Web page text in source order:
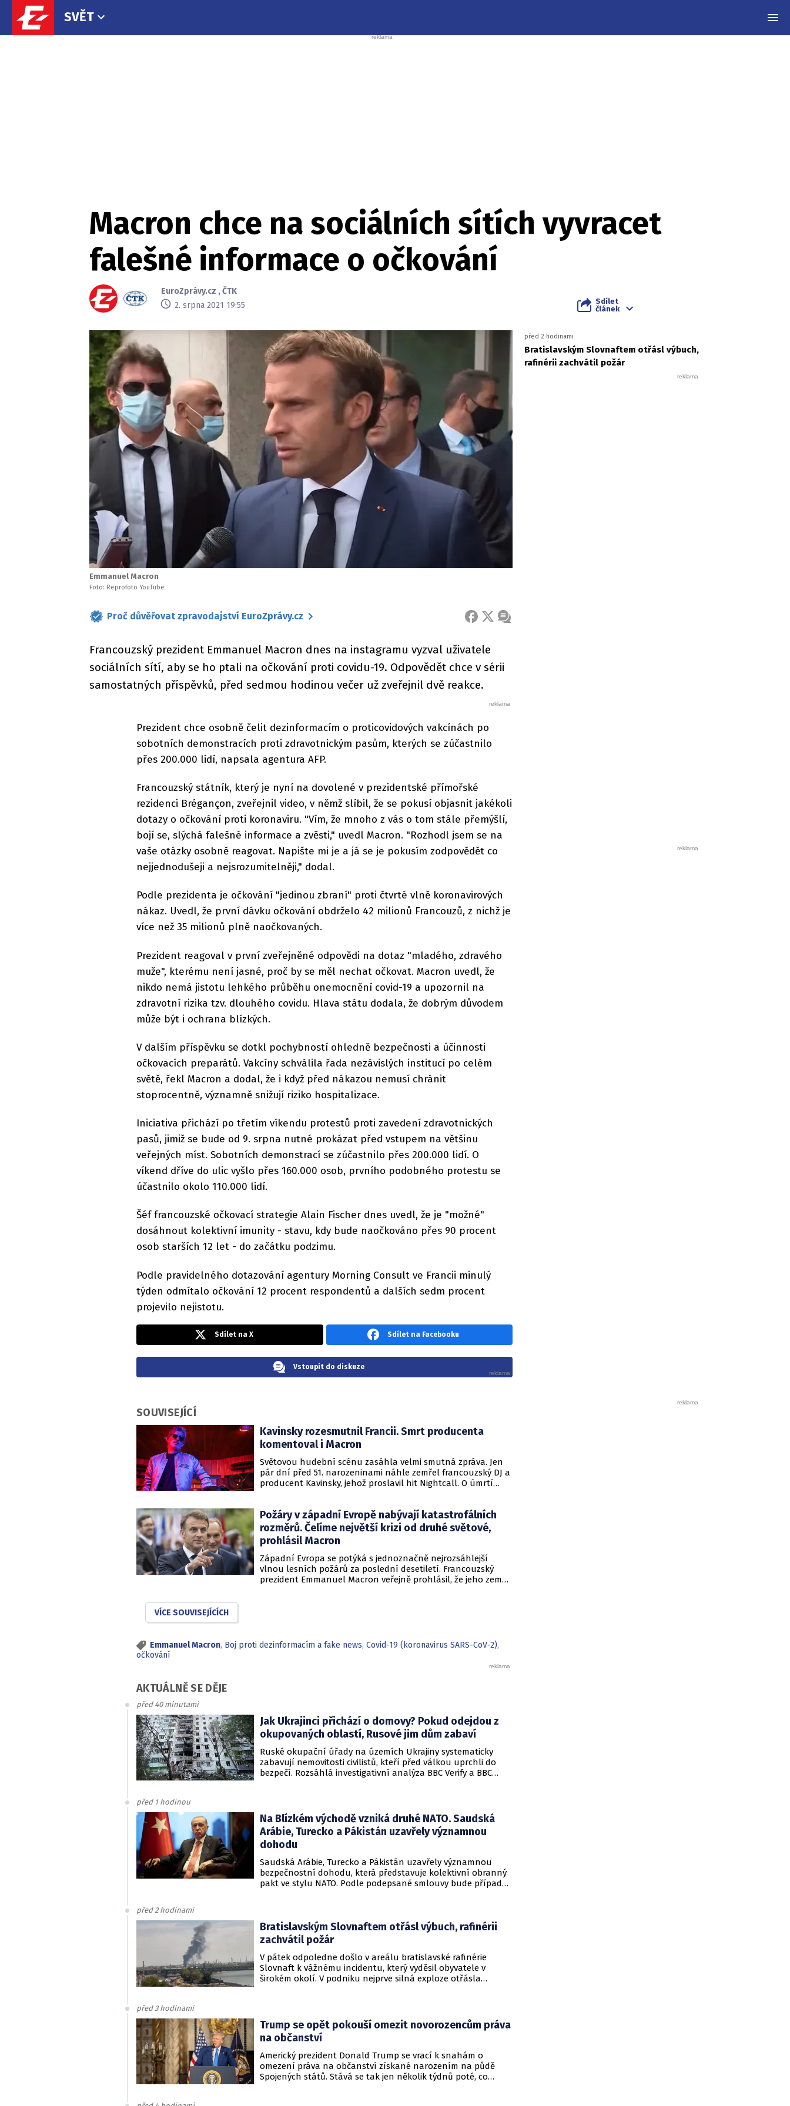
SVĚT
Macron chce na sociálních sítích vyvracet
falešné informace o očkování
EuroZprávy.cz ,ČTK
2. srpna 2021 19:55
Sdílet
článek
Emmanuel Macron
Foto: Reprofoto YouTube
Proč důvěřovat zpravodajství EuroZprávy.cz FACEBOOK
X ZPRÁVA
Francouzský prezident Emmanuel Macron dnes na instagramu vyzval uživatele
sociálních sítí, aby se ho ptali na očkování proti covidu-19. Odpovědět chce v sérii
samostatných příspěvků, před sedmou hodinou večer už zveřejnil dvě reakce.
Prezident chce osobně čelit dezinformacím o proticovidových vakcínách po
sobotních demonstracích proti zdravotnickým pasům, kterých se zúčastnilo
přes 200.000 lidí, napsala agentura AFP.
Francouzský státník, který je nyní na dovolené v prezidentské přímořské
rezidenci Brégançon, zveřejnil video, v němž slíbil, že se pokusí objasnit jakékoli
dotazy o očkování proti koronaviru. "Vím, že mnoho z vás o tom stále přemýšlí,
bojí se, slýchá falešné informace a zvěsti," uvedl Macron. "Rozhodl jsem se na
vaše otázky osobně reagovat. Napište mi je a já se je pokusím zodpovědět co
nejjednodušeji a nejsrozumitelněji," dodal.
Podle prezidenta je očkování "jedinou zbraní" proti čtvrté vlně koronavirových
nákaz. Uvedl, že první dávku očkování obdrželo 42 milionů Francouzů, z nichž je
více než 35 milionů plně naočkovaných.
Prezident reagoval v první zveřejněné odpovědi na dotaz "mladého, zdravého
muže", kterému není jasné, proč by se měl nechat očkovat. Macron uvedl, že
nikdo nemá jistotu lehkého průběhu onemocnění covid-19 a upozornil na
zdravotní rizika tzv. dlouhého covidu. Hlava státu dodala, že dobrým důvodem
může být i ochrana blízkých.
V dalším příspěvku se dotkl pochybností ohledně bezpečnosti a účinnosti
očkovacích preparátů. Vakcíny schválila řada nezávislých institucí po celém
světě, řekl Macron a dodal, že i když před nákazou nemusí chránit
stoprocentně, významně snižují riziko hospitalizace.
Iniciativa přichází po třetím víkendu protestů proti zavedení zdravotnických
pasů, jimiž se bude od 9. srpna nutné prokázat před vstupem na většinu
veřejných míst. Sobotních demonstrací se zúčastnilo přes 200.000 lidí. O
víkend dříve do ulic vyšlo přes 160.000 osob, prvního podobného protestu se
účastnilo okolo 110.000 lidí.
Šéf francouzské očkovací strategie Alain Fischer dnes uvedl, že je "možné"
dosáhnout kolektivní imunity - stavu, kdy bude naočkováno přes 90 procent
osob starších 12 let - do začátku podzimu.
Podle pravidelného dotazování agentury Morning Consult ve Francii minulý
týden odmítalo očkování 12 procent respondentů a dalších sedm procent
projevilo nejistotu.
před 2 hodinami
Bratislavským Slovnaftem otřásl výbuch,
rafinérii zachvátil požár
Sdílet na X Sdílet na Facebooku
Vstoupit do diskuze
SOUVISEJÍCÍ
Kavinsky rozesmutnil Francii. Smrt producenta
komentoval i Macron
Světovou hudební scénu zasáhla velmi smutná zpráva. Jen
pár dní před 51. narozeninami náhle zemřel francouzský DJ a
producent Kavinsky, jehož proslavil hit Nightcall. O úmrtí
Požáry v západní Evropě nabývají katastrofálních
rozměrů. Čelíme největší krizi od druhé světové,
prohlásil Macron
Západní Evropa se potýká s jednoznačně nejrozsáhlejší
vlnou lesních požárů za poslední desetiletí. Francouzský
prezident Emmanuel Macron veřejně prohlásil, že jeho země
VÍCE SOUVISEJÍCÍCH
Emmanuel Macron, Boj proti dezinformacím a fake news, Covid-19 (koronavirus SARS-CoV-2),
očkování
AKTUÁLNĚ SE DĚJE
před 40 minutami
Jak Ukrajinci přichází o domovy? Pokud odejdou z
okupovaných oblastí, Rusové jim dům zabaví
Ruské okupační úřady na územích Ukrajiny systematicky
zabavují nemovitosti civilistů, kteří před válkou uprchli do
bezpečí. Rozsáhlá investigativní analýza BBC Verify a BBC
před 1 hodinou
Na Blízkém východě vzniká druhé NATO. Saudská
Arábie, Turecko a Pákistán uzavřely významnou
dohodu
Saudská Arábie, Turecko a Pákistán uzavřely významnou
bezpečnostní dohodu, která představuje kolektivní obranný
pakt ve stylu NATO. Podle podepsané smlouvy bude případný
před 2 hodinami
Bratislavským Slovnaftem otřásl výbuch, rafinérii
zachvátil požár
V pátek odpoledne došlo v areálu bratislavské rafinérie
Slovnaft k vážnému incidentu, který vyděsil obyvatele v
širokém okolí. V podniku nejprve silná exploze otřásla
před 3 hodinami
Trump se opět pokouší omezit novorozencům práva
na občanství
Americký prezident Donald Trump se vrací k snahám o
omezení práva na občanství získané narozením na půdě
Spojených států. Stává se tak jen několik týdnů poté, co